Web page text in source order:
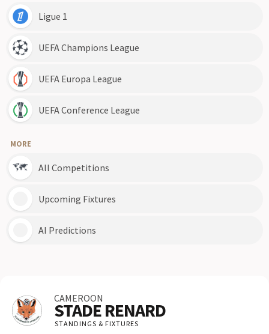
Ligue 1
UEFA Champions League
UEFA Europa League
UEFA Conference League
MORE
All Competitions
Upcoming Fixtures
AI Predictions
CAMEROON
STADE RENARD
STANDINGS & FIXTURES